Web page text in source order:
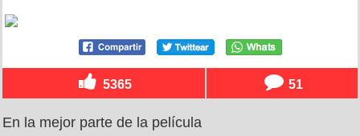
5365 51
En la mejor parte de la película